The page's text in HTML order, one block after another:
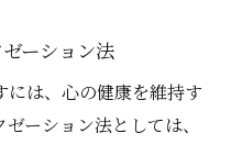
ーション法
は、心の健康を維持す
ーション法としては、